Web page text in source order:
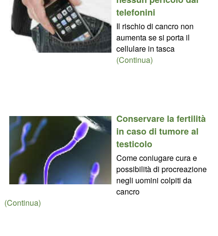
telefonini
Il rischio di cancro non
aumenta se si porta il
cellulare in tasca
(Continua)
Conservare la fertilità
in caso di tumore al
testicolo
Come coniugare cura e
possibilità di procreazione
negli uomini colpiti da
cancro
(Continua)